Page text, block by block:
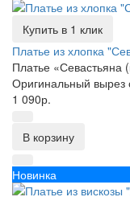
Купить в 1 клик
Платье из хлопка
Платье «Севастьяна
Оригинальный
1 090р.
В корзину
Новинка